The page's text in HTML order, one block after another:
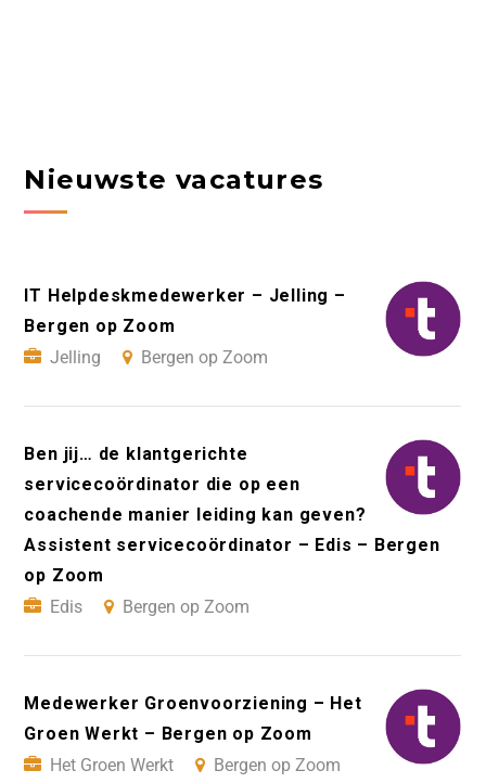
Nieuwste vacatures
IT Helpdeskmedewerker – Jelling –
Bergen op Zoom
Jelling
Bergen op Zoom
Ben jij… de klantgerichte
servicecoördinator die op een
coachende manier leiding kan geven?
Assistent servicecoördinator – Edis – Bergen
op Zoom
Edis
Bergen op Zoom
Medewerker Groenvoorziening – Het
Groen Werkt – Bergen op Zoom
Het Groen Werkt
Bergen op Zoom